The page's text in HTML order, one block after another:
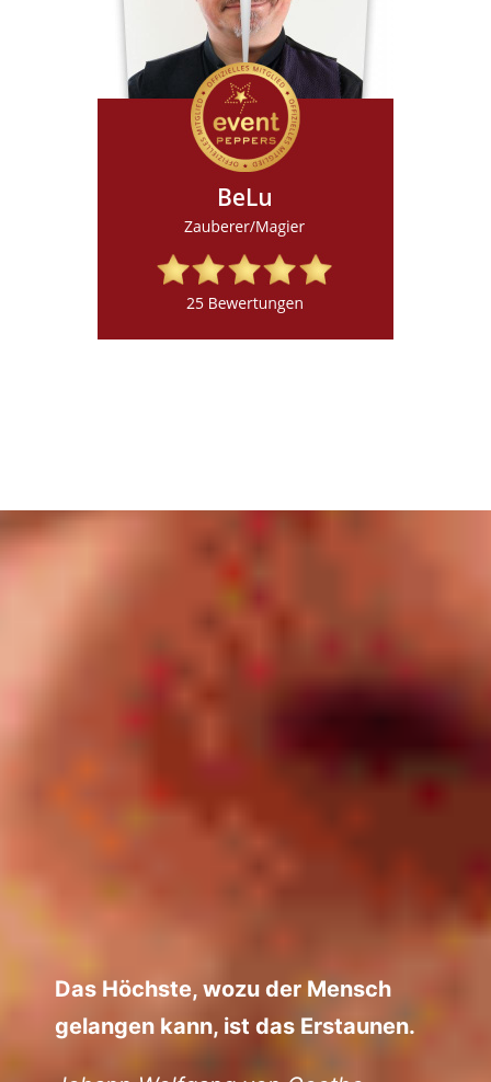
Das Höchste, wozu der Mensch
gelangen kann, ist das Erstaunen.